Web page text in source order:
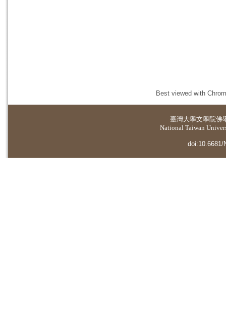
Best viewed with
臺灣大學文學院佛
National Taiwan
doi:10.6681/